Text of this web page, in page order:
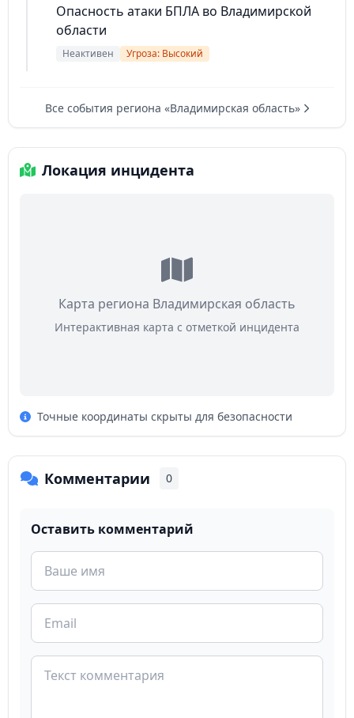
Опасность атаки БПЛА во Владимирской
области
Неактивен Угроза: Высокий
Все события региона «Владимирская область»
Локация инцидента
Карта региона Владимирская область
Интерактивная карта с отметкой инцидента
Точные координаты скрыты для безопасности
Комментарии 0
Оставить комментарий